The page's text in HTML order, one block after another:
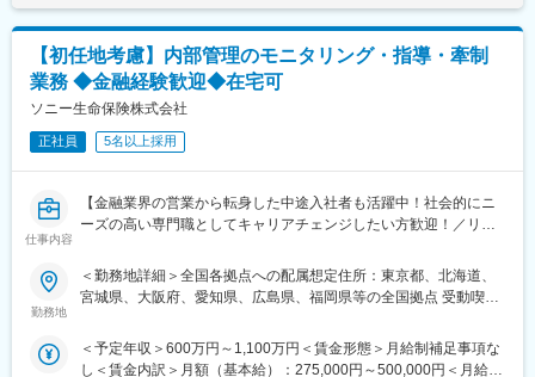
変更の範囲：会社の定める業務
■扱うサービス
・モビリティSaaS「Park Direct」関連のガバナンス全般
■組織構成
マネージャー1名、兼務メンバー1名、外部パートナー1社の少数
精鋭体制です。
■業務の魅力
急成長フェーズの企業にて、ガバナンス体制の立ち上げ・運用を
統制分野の専門性を高められます。
OJTによる実務指導や外部パートナーとの連携を通じてスキルア
ップを支援します。
【初任地考慮】内部管理のモニタリング・指導・牽制
業務 ◆金融経験歓迎◆在宅可
ソニー生命保険株式会社
正社員 5名以上採用
仕事内容
【金融業界の営業から転身した中途入社者も活躍中！社会的にニ
ーズの高い専門職としてキャリアチェンジしたい方歓迎！／リモ
福利厚生充実】
◎経営戦略の一つである重要度の高い業務に携われる！
勤務地
＜勤務地詳細＞全国各拠点への配属想定住所：東京都、北海道、
宮城県、大阪府、愛知県、広島県、福岡県等の全国拠点 受動喫煙
ワーク含む）
＜予定年収＞600万円～1,100万円＜賃金形態＞月給制補足事項な
し＜賃金内訳＞月額（基本給）：275,000円～500,000円＜月給＞